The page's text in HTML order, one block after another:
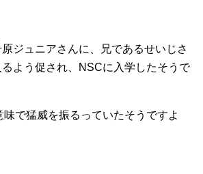
ジュニアさんに、兄であるせいじさ
よう促され、NSCに入学したそうで
で猛威を振るっていたそうですよ